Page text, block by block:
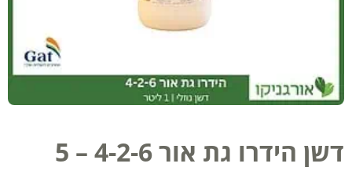
דשן הידרו גת אור 4-2-6 – 5